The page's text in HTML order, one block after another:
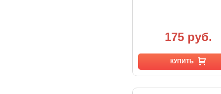
175 руб.
КУПИТЬ